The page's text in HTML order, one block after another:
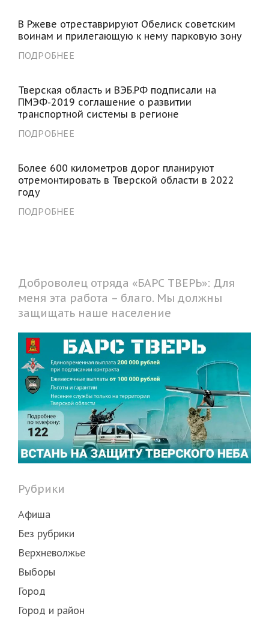
В Ржеве отреставрируют Обелиск советским
воинам и прилегающую к нему парковую зону
ПОДРОБНЕЕ
Тверская область и ВЭБ.РФ подписали на
ПМЭФ-2019 соглашение о развитии
транспортной системы в регионе
ПОДРОБНЕЕ
Более 600 километров дорог планируют
отремонтировать в Тверской области в 2022
году
ПОДРОБНЕЕ
Доброволец отряда «БАРС ТВЕРЬ»: Для
меня эта работа – благо. Мы должны
защищать наше население
Рубрики
Афиша
Без рубрики
Верхневолжье
Выборы
Город
Город и район